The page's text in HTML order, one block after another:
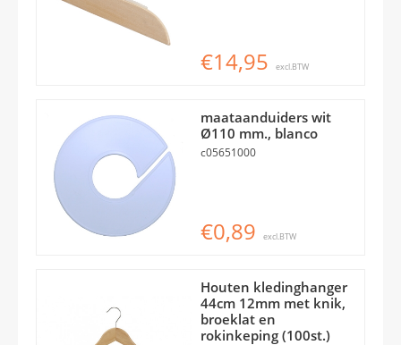
€14,95 excl.BTW
maataanduiders wit
Ø110 mm., blanco
c05651000
€0,89 excl.BTW
Houten kledinghanger
44cm 12mm met knik,
broeklat en
rokinkeping (100st.)